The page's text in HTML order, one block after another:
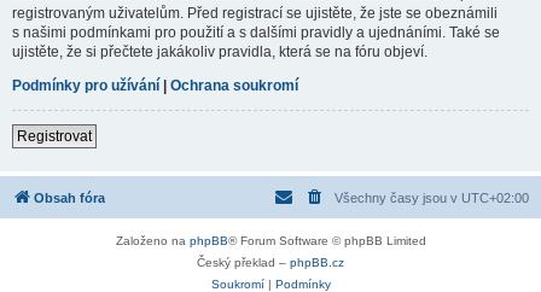
registrovaným uživatelům. Před registrací se ujistěte, že jste se obeznámili
s našimi podmínkami pro použití a s dalšími pravidly a ujednáními. Také se
ujistěte, že si přečtete jakákoliv pravidla, která se na fóru objeví.
Podmínky pro užívání | Ochrana soukromí
Registrovat
Obsah fóra Všechny časy jsou v UTC+02:00
Založeno na phpBB® Forum Software © phpBB Limited
Český překlad – phpBB.cz
Soukromí| Podmínky